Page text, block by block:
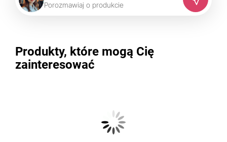
Porozmawiaj o produkcie
Produkty, które mogą Cię
zainteresować